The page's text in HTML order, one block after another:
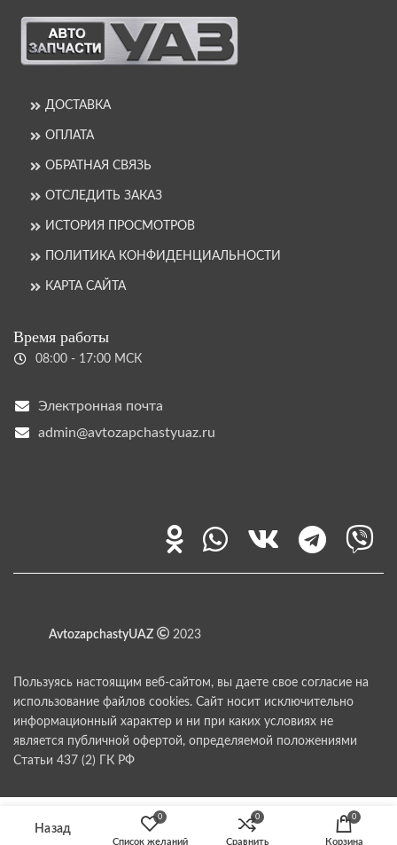
ДОСТАВКА
ОПЛАТА
ОБРАТНАЯ СВЯЗЬ
ОТСЛЕДИТЬ ЗАКАЗ
ИСТОРИЯ ПРОСМОТРОВ
ПОЛИТИКА КОНФИДЕНЦИАЛЬНОСТИ
КАРТА САЙТА
Время работы
08:00 - 17:00 МСК
Электронная почта
admin@avtozapchastyuaz.ru
AvtozapchastyUAZ 2023
Пользуясь настоящим веб-сайтом, вы даете свое согласие на
использование файлов cookies. Сайт носит исключительно
информационный характер и ни при каких условиях не
является публичной офертой, определяемой положениями
Статьи 437 (2) ГК РФ
0
Список желаний
0
Сравнить
0
Корзина